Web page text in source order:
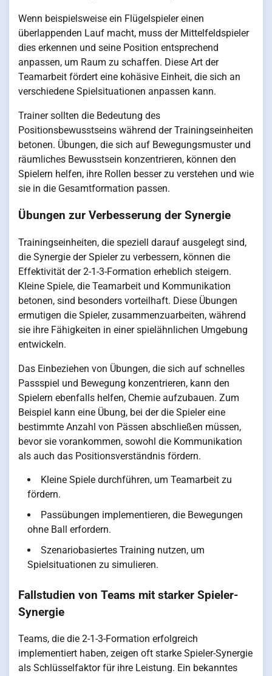
Wenn beispielsweise ein Flügelspieler einen
überlappenden Lauf macht, muss der Mittelfeldspieler
dies erkennen und seine Position entsprechend
anpassen, um Raum zu schaffen. Diese Art der
Teamarbeit fördert eine kohäsive Einheit, die sich an
verschiedene Spielsituationen anpassen kann.
Trainer sollten die Bedeutung des
Positionsbewusstseins während der Trainingseinheiten
betonen. Übungen, die sich auf Bewegungsmuster und
räumliches Bewusstsein konzentrieren, können den
Spielern helfen, ihre Rollen besser zu verstehen und wie
sie in die Gesamtformation passen.
Übungen zur Verbesserung der Synergie
Trainingseinheiten, die speziell darauf ausgelegt sind,
die Synergie der Spieler zu verbessern, können die
Effektivität der 2-1-3-Formation erheblich steigern.
Kleine Spiele, die Teamarbeit und Kommunikation
betonen, sind besonders vorteilhaft. Diese Übungen
ermutigen die Spieler, zusammenzuarbeiten, während
sie ihre Fähigkeiten in einer spielähnlichen Umgebung
entwickeln.
Das Einbeziehen von Übungen, die sich auf schnelles
Passspiel und Bewegung konzentrieren, kann den
Spielern ebenfalls helfen, Chemie aufzubauen. Zum
Beispiel kann eine Übung, bei der die Spieler eine
bestimmte Anzahl von Pässen abschließen müssen,
bevor sie vorankommen, sowohl die Kommunikation
als auch das Positionsverständnis fördern.
Kleine Spiele durchführen, um Teamarbeit zu
fördern.
Passübungen implementieren, die Bewegungen
ohne Ball erfordern.
Szenariobasiertes Training nutzen, um
Spielsituationen zu simulieren.
Fallstudien von Teams mit starker Spieler-
Synergie
Teams, die die 2-1-3-Formation erfolgreich
implementiert haben, zeigen oft starke Spieler-Synergie
als Schlüsselfaktor für ihre Leistung. Ein bekanntes